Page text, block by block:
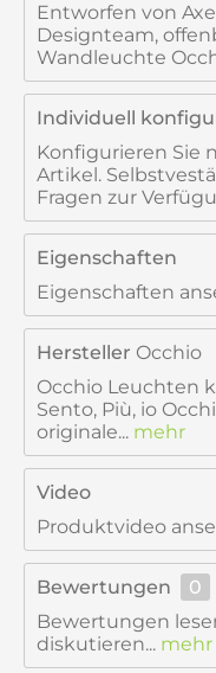
Entworfen von
Designteam,
Wandleuchte
Individuell
Konfigurieren Sie
Artikel.
Fragen zur
Eigenschaften
Eigenschaften
Hersteller Occhio
Occhio Leuchten
Sento, Più, io
originale... mehr
Video
Produktvideo
Bewertungen
0
Bewertungen
diskutieren... mehr